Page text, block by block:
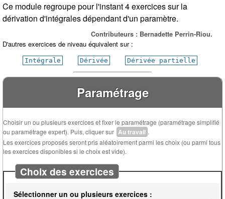
Ce module regroupe pour l'instant 4 exercices sur la
dérivation d'intégrales dépendant d'un paramètre.
Contributeurs : Bernadette Perrin-Riou.
D'autres exercices de niveau équivalent sur :
Intégrale Dérivée Dérivée partielle
Paramétrage
Choisir un ou plusieurs exercices et fixer le paramétrage (paramétrage simplifié
ou paramétrage expert). Puis, cliquer sur Au travail .
Les exercices proposés seront pris aléatoirement parmi les choix (ou parmi tous
les exercices disponibles si le choix est vide).
Choix des exercices
Sélectionner un ou plusieurs exercices :